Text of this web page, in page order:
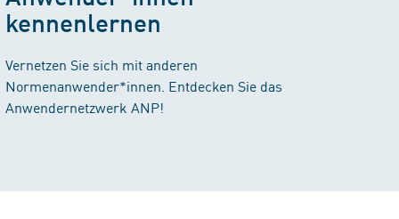
kennenlernen
Vernetzen Sie sich mit anderen
Normenanwender*innen. Entdecken Sie das
Anwendernetzwerk ANP!